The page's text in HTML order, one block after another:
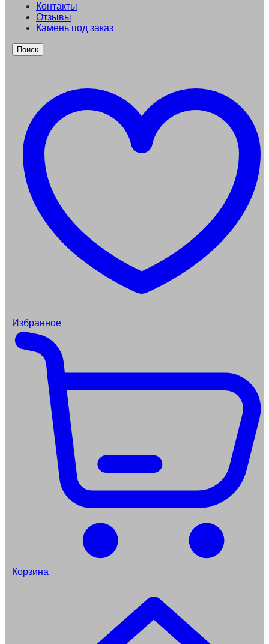
Контакты
Отзывы
Камень под заказ
Поиск
Избранное
Корзина